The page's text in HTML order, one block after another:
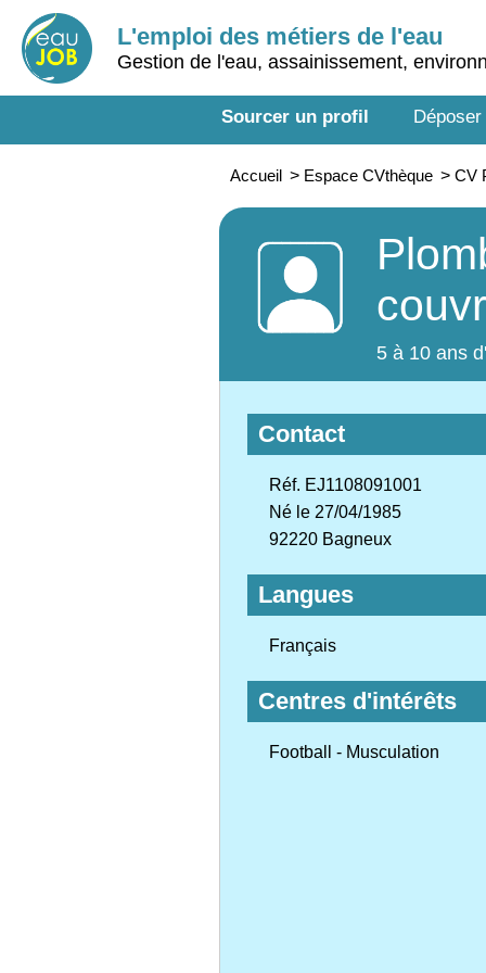
L'emploi des métiers de l'eau
Gestion de l'eau, assainissement,
Sourcer un profil
Accueil > Espace CVthèque > CV
5 à 10 ans
Contact
Réf. EJ1108091001
Né le 27/04/1985
92220 Bagneux
Langues
Français
Centres d'intérêts
Football - Musculation